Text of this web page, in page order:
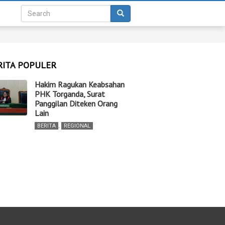
POPULER
Hakim Ragukan Keabsahan
PHK Torganda, Surat
Panggilan Diteken Orang
Lain
BERITA , REGIONAL